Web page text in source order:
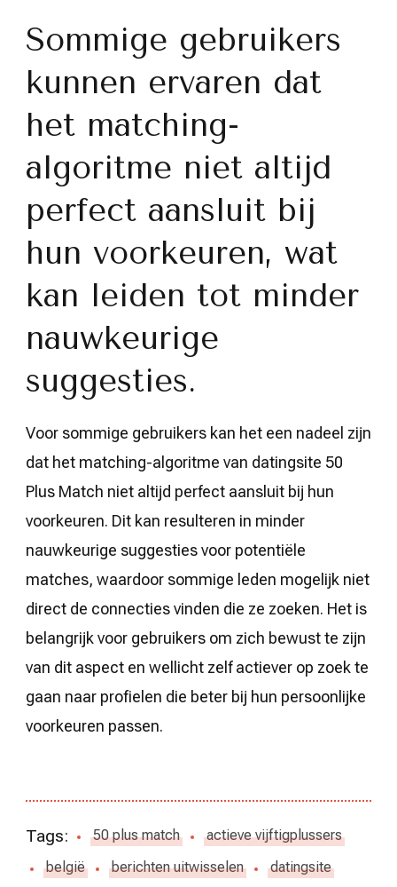
Sommige gebruikers
kunnen ervaren dat
het matching-
algoritme niet altijd
perfect aansluit bij
hun voorkeuren, wat
kan leiden tot minder
nauwkeurige
suggesties.
Voor sommige gebruikers kan het een nadeel zijn
dat het matching-algoritme van datingsite 50
Plus Match niet altijd perfect aansluit bij hun
voorkeuren. Dit kan resulteren in minder
nauwkeurige suggesties voor potentiële
matches, waardoor sommige leden mogelijk niet
direct de connecties vinden die ze zoeken. Het is
belangrijk voor gebruikers om zich bewust te zijn
van dit aspect en wellicht zelf actiever op zoek te
gaan naar profielen die beter bij hun persoonlijke
voorkeuren passen.
Tags: 50 plus match
actieve vijftigplussers
belgië
berichten uitwisselen
datingsite